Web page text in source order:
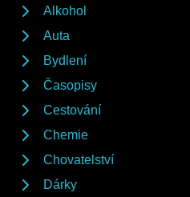
Alkohol
Auta
Bydlení
Časopisy
Cestování
Chemie
Chovatelství
Dárky